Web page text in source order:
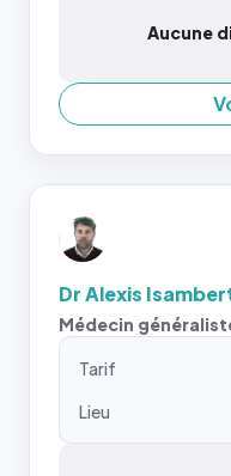
Aucune
Dr Alexis
Médecin
Tarif
Lieu